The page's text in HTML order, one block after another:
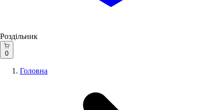
Роздільник
0
Головна